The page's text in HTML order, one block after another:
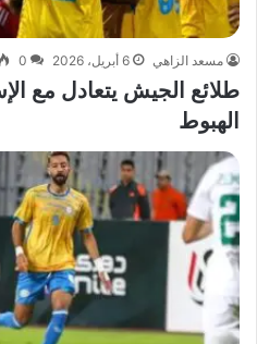
مسعد الزاهي 6 أبريل، 2026 0
طلائع الجيش يتعادل مع
الهبوط